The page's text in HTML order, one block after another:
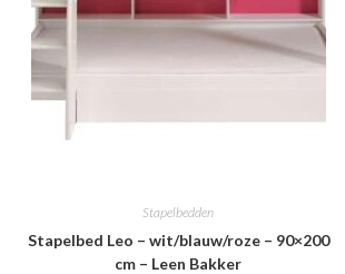
Stapelbedden
Stapelbed Leo – wit/blauw/roze – 90×200
cm – Leen Bakker